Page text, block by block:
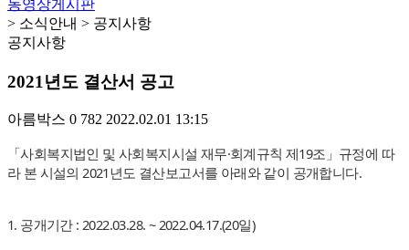
동영상게시판
> 소식안내 > 공지사항
공지사항
2021년도 결산서 공고
아름박스 0 782 2022.02.01 13:15
「사회복지법인 및 사회복지시설 재무·회계규칙 제19조」규정에 따
라 본 시설의 2021년도 결산보고서를 아래와 같이 공개합니다.
1. 공개기간 : 2022.03.28. ~ 2022.04.17.(20일)